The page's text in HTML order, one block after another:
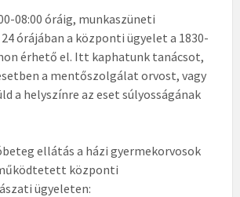
08:00 óráig, munkaszüneti
órájában a központi ügyelet a 1830-
érhető el. Itt kaphatunk tanácsot,
a mentőszolgálat orvost, vagy
a helyszínre az eset súlyosságának
ellátás a házi gyermekorvosok
központi
ügyeleten: